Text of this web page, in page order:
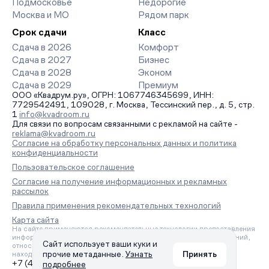
Подмосковье
Москва и МО
Недорогие
Рядом парк
Срок сдачи
Сдача в 2026
Сдача в 2027
Сдача в 2028
Сдача в 2029
Класс
Комфорт
Бизнес
Эконом
Премиум
ООО «Квадрум.ру», ОГРН: 1067746345699, ИНН:
7729542491, 109028, г. Москва, Тессинский пер., д. 5, стр.
1 info@kvadroom.ru
Для связи по вопросам связанными с рекламой на сайте -
reklama@kvadroom.ru
Согласие на обработку персональных данных и политика
конфиденциальности
Пользовательское соглашение
Согласие на получение информационных и рекламных
рассылок
Правила применения рекомендательных технологий
Карта сайта
На сайте применяются рекомендательные технологии предоставления
информации на основе сбора, систематизации и анализа сведений,
относящихся к предпочтениям пользователей сети «Интернет»,
находящихся на территории Российской Федерации.
+7 (495) 157-88-80
Сайт использует ваши куки и
прочие метаданные. Узнать
подробнее
Принять